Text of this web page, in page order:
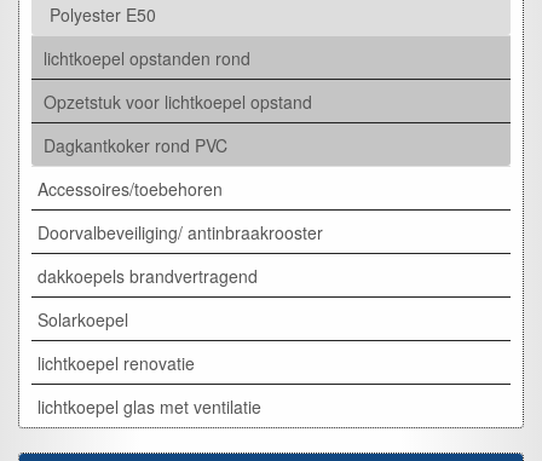
Polyester E50
lichtkoepel opstanden rond
Opzetstuk voor lichtkoepel opstand
Dagkantkoker rond PVC
Accessoires/toebehoren
Doorvalbeveiliging/ antinbraakrooster
dakkoepels brandvertragend
Solarkoepel
lichtkoepel renovatie
lichtkoepel glas met ventilatie